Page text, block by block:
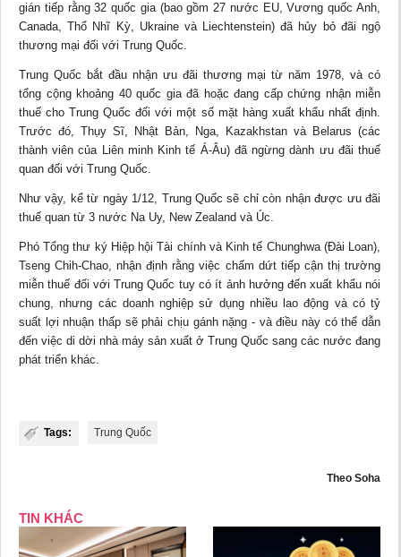
gián tiếp rằng 32 quốc gia (bao gồm 27 nước EU, Vương quốc Anh,
Canada, Thổ Nhĩ Kỳ, Ukraine và Liechtenstein) đã hủy bỏ đãi ngộ
thương mại đối với Trung Quốc.
Trung Quốc bắt đầu nhận ưu đãi thương mại từ năm 1978, và có
tổng cộng khoảng 40 quốc gia đã hoặc đang cấp chứng nhận miễn
thuế cho Trung Quốc đối với một số mặt hàng xuất khẩu nhất định.
Trước đó, Thụy Sĩ, Nhật Bản, Nga, Kazakhstan và Belarus (các
thành viên của Liên minh Kinh tế Á-Âu) đã ngừng dành ưu đãi thuế
quan đối với Trung Quốc.
Như vậy, kể từ ngày 1/12, Trung Quốc sẽ chỉ còn nhận được ưu đãi
thuế quan từ 3 nước Na Uy, New Zealand và Úc.
Phó Tổng thư ký Hiệp hội Tài chính và Kinh tế Chunghwa (Đài Loan),
Tseng Chih-Chao, nhận định rằng việc chấm dứt tiếp cận thị trường
miễn thuế đối với Trung Quốc tuy có ít ảnh hưởng đến xuất khẩu nói
chung, nhưng các doanh nghiệp sử dụng nhiều lao động và có tỷ
suất lợi nhuận thấp sẽ phải chịu gánh nặng - và điều này có thể dẫn
đến việc di dời nhà máy sản xuất ở Trung Quốc sang các nước đang
phát triển khác.
Tags: Trung Quốc
Theo Soha
TIN KHÁC